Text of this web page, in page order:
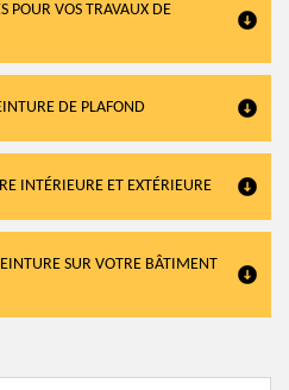
POUR VOS TRAVAUX DE
DE PLAFOND
INTÉRIEURE ET EXTÉRIEURE
SUR VOTRE BÂTIMENT